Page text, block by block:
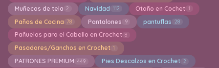
Muñecas de tela 2 Navidad 112 Otoño en Cochet 1
Paños de Cocina 78 Pantalones 9 pantuflas 28
Pañuelos para el Cabello en Crochet 8
Pasadores/Ganchos en Crochet 1
PATRONES PREMIUM 449 Pies Descalzos en Crochet 2